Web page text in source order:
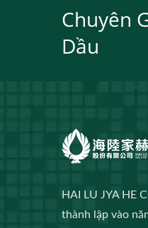
Chuyên
Dầu
HAI LU JYA HE
thành lập vào